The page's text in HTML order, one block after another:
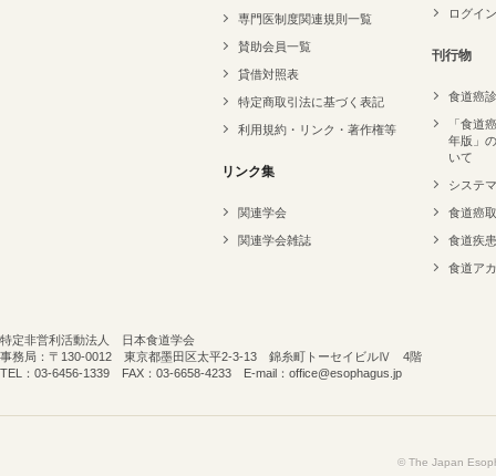
専門医制度関連規則一覧
賛助会員一覧
貸借対照表
特定商取引法に基づく表記
利用規約・リンク・著作権等
リンク集
関連学会
関連学会雑誌
ログイン
刊行物
食道癌
「食道
年版」
いて
システ
食道癌
食道疾
食道ア
特定非営利活動法人 日本食道学会
事務局：〒130-0012 東京都墨田区太平2-3-13 錦糸町トーセイビルⅣ 4階
TEL：03-6456-1339 FAX：03-6658-4233 E-mail：office@esophagus.jp
© The Japan